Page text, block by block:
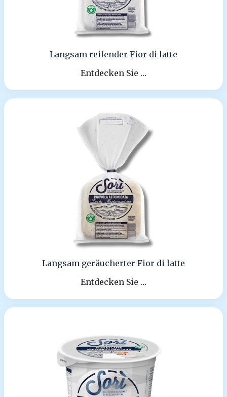
Langsam reifender Fior di latte
Entdecken Sie …
Langsam geräucherter Fior di latte
Entdecken Sie …